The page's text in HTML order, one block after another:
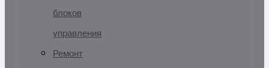
блоков
управления
Ремонт